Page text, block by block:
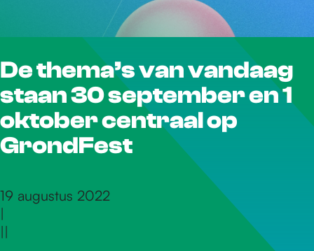
r
d
e
De thema’s van vandaag
staan 30 september en 1
oktober centraal op
GrondFest
19 augustus 2022
|
||